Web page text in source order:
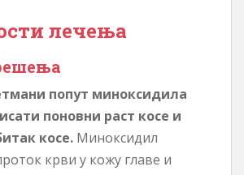
лечења
попут миноксидила
поновни раст косе и
косе. Миноксидил
крви у кожу главе и